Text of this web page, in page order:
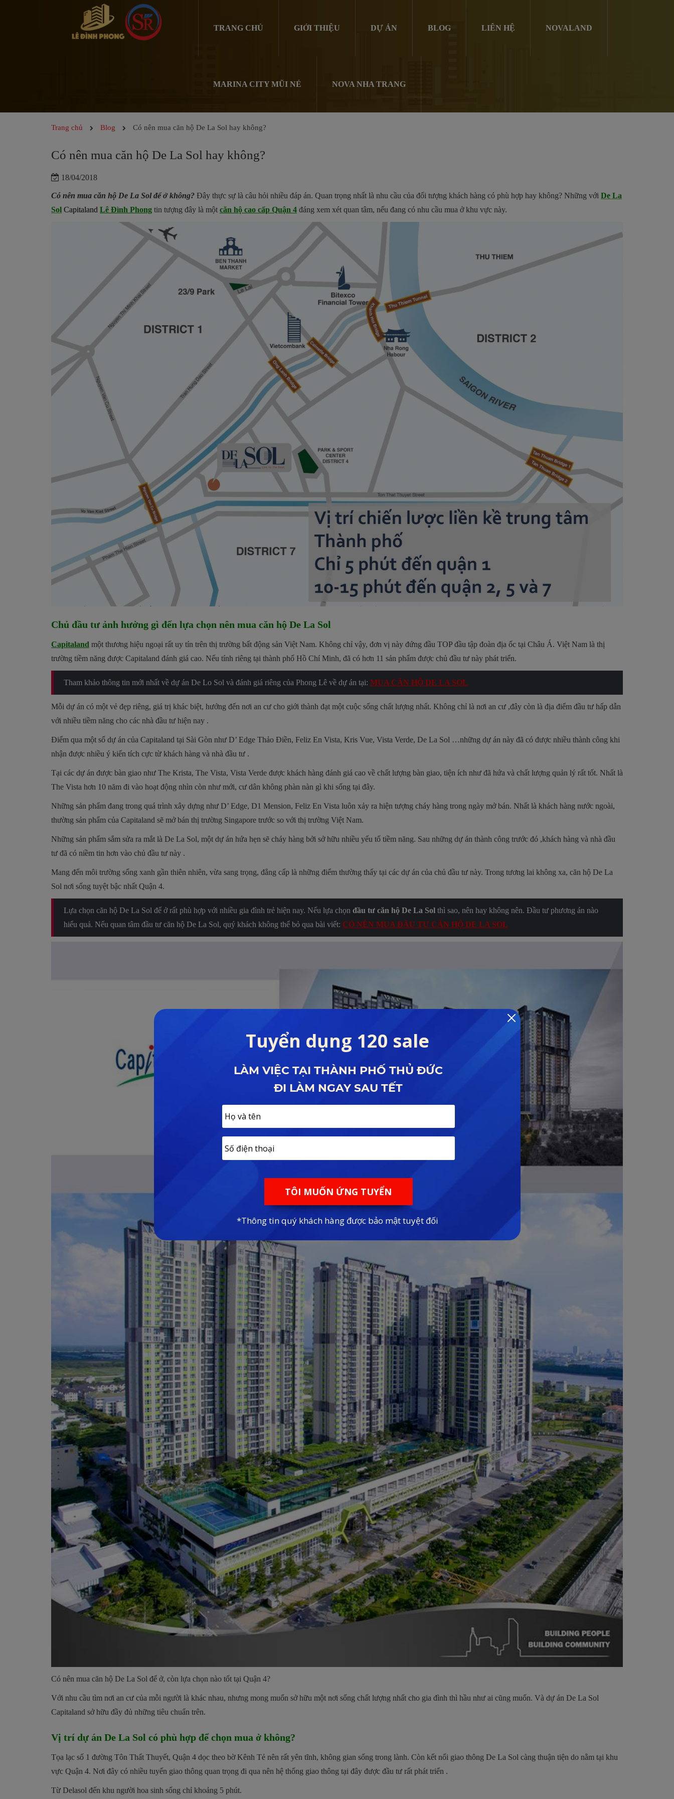
TRANG CHỦ GIỚI THIỆU DỰ ÁN BLOG LIÊN HỆ NOVALAND
MARINA CITY MŨI NÉ NOVA NHA TRANG
Trang chủ Blog Có nên mua căn hộ De La Sol hay không?
Có nên mua căn hộ De La Sol hay không?
18/04/2018
Có nên mua căn hộ De La Sol để ở không? Đây thực sự là câu hỏi nhiều đáp án. Quan trọng nhất là nhu cầu của đối tượng khách hàng có phù hợp hay không? Những với De La
Sol Capitaland Lê Đình Phong tin tượng đây là một căn hộ cao cấp Quận 4 đáng xem xét quan tâm, nếu đang có nhu cầu mua ở khu vực này.
Chủ đầu tư ảnh hưởng gì đến lựa chọn nên mua căn hộ De La Sol
Capitaland một thương hiệu ngoại rất uy tín trên thị trường bất động sản Việt Nam. Không chỉ vậy, đơn vị này đứng đầu TOP đầu tập đoàn địa ốc tại Châu Á. Việt Nam là thị
trường tiềm năng được Capitaland đánh giá cao. Nếu tính riêng tại thành phố Hồ Chí Minh, đã có hơn 11 sản phẩm được chủ đầu tư này phát triển.
Tham khảo thông tin mới nhất về dự án De Lo Sol và đánh giá riêng của Phong Lê về dự án tại: MUA CĂN HỘ DE LA SOL
Mỗi dự án có một vẻ đẹp riêng, giá trị khác biệt, hướng đến nơi an cư cho giới thành đạt một cuộc sống chất lượng nhất. Không chỉ là nơi an cư ,đây còn là địa điểm đầu tư hấp dẫn
với nhiều tiềm năng cho các nhà đầu tư hiện nay .
Điểm qua một số dự án của Capitaland tại Sài Gòn như D’ Edge Thảo Điền, Feliz En Vista, Kris Vue, Vista Verde, De La Sol …những dự án này đã có được nhiều thành công khi
nhận được nhiều ý kiến tích cực từ khách hàng và nhà đầu tư .
Tại các dự án được bàn giao như The Krista, The Vista, Vista Verde được khách hàng đánh giá cao về chất lượng bàn giao, tiện ích như đã hứa và chất lượng quản lý rất tốt. Nhất là
The Vista hơn 10 năm đi vào hoạt động nhìn còn như mới, cư dân không phàn nàn gì khi sống tại đây.
Những sản phẩm đang trong quá trình xây dựng như D’ Edge, D1 Mension, Feliz En Vista luôn xảy ra hiện tượng cháy hàng trong ngày mở bán. Nhất là khách hàng nước ngoài,
thường sản phẩm của Capitaland sẽ mở bán thị trường Singapore trước so với thị trường Việt Nam.
Những sản phẩm sắm sửa ra mắt là De La Sol, một dự án hứa hẹn sẽ cháy hàng bởi sở hữu nhiều yếu tố tiềm năng. Sau những dự án thành công trước đó ,khách hàng và nhà đầu
tư đã có niềm tin hơn vào chủ đầu tư này .
Mang đến môi trường sống xanh gần thiên nhiên, vừa sang trọng, đẳng cấp là những điểm thường thấy tại các dự án của chủ đầu tư này. Trong tương lai không xa, căn hộ De La
Sol nơi sống tuyệt bậc nhất Quận 4.
Lựa chọn căn hộ De La Sol để ở rất phù hợp với nhiều gia đình trẻ hiện nay. Nếu lựa chọn đầu tư căn hộ De La Sol thì sao, nên hay không nên. Đầu tư phương án nào
hiểu quả. Nếu quan tâm đầu tư căn hộ De La Sol, quý khách không thể bỏ qua bài viết: CÓ NÊN MUA ĐẦU TƯ CĂN HỘ DE LA SOL
Có nên mua căn hộ De La Sol để ở, còn lựa chọn nào tốt tại Quận 4?
Với nhu cầu tìm nơi an cư của mỗi người là khác nhau, nhưng mong muốn sở hữu một nơi sống chất lượng nhất cho gia đình thì hầu như ai cũng muốn. Và dự án De La Sol
Capitaland sở hữu đầy đủ những tiêu chuẩn trên.
Vị trí dự án De La Sol có phù hợp để chọn mua ở không?
Tọa lạc số 1 đường Tôn Thất Thuyết, Quận 4 dọc theo bờ Kênh Tẻ nên rất yên tĩnh, không gian sống trong lành. Còn kết nối giao thông De La Sol càng thuận tiện do nằm tại khu
vực Quận 4. Nơi đây có nhiều tuyến giao thông quan trọng đi qua nên hệ thống giao thông tại đây được đầu tư rất phát triển .
Từ Delasol đến khu người hoa sinh sống chỉ khoảng 5 phút.